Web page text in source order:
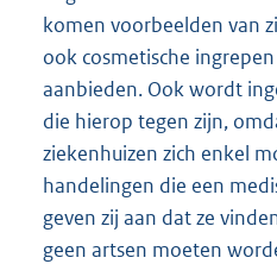
komen voorbeelden van
ook cosmetische
aanbieden. Ook wordt
die hierop tegen zijn,
ziekenhuizen zich enkel
handelingen die een
geven zij aan dat ze
geen artsen moeten